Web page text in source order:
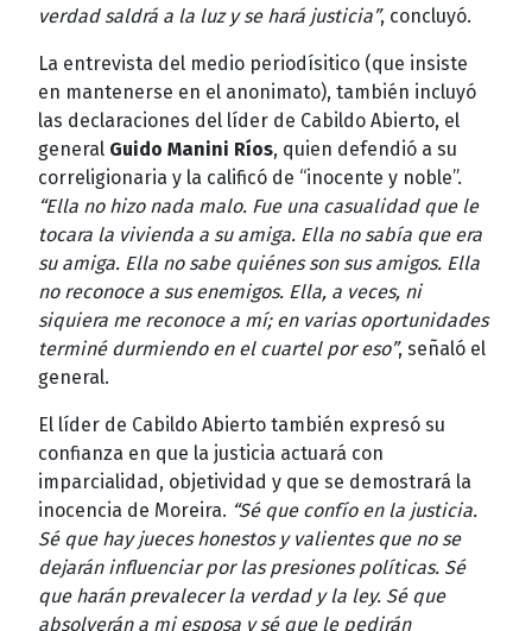
verdad saldrá a la luz y se hará justicia”, concluyó.
La entrevista del medio periodísitico (que insiste
en mantenerse en el anonimato), también incluyó
las declaraciones del líder de Cabildo Abierto, el
general Guido Manini Ríos, quien defendió a su
correligionaria y la calificó de “inocente y noble”.
“Ella no hizo nada malo. Fue una casualidad que le
tocara la vivienda a su amiga. Ella no sabía que era
su amiga. Ella no sabe quiénes son sus amigos. Ella
no reconoce a sus enemigos. Ella, a veces, ni
siquiera me reconoce a mí; en varias oportunidades
terminé durmiendo en el cuartel por eso”, señaló el
general.
El líder de Cabildo Abierto también expresó su
confianza en que la justicia actuará con
imparcialidad, objetividad y que se demostrará la
inocencia de Moreira. “Sé que confío en la justicia.
Sé que hay jueces honestos y valientes que no se
dejarán influenciar por las presiones políticas. Sé
que harán prevalecer la verdad y la ley. Sé que
absolverán a mi esposa y sé que le pedirán